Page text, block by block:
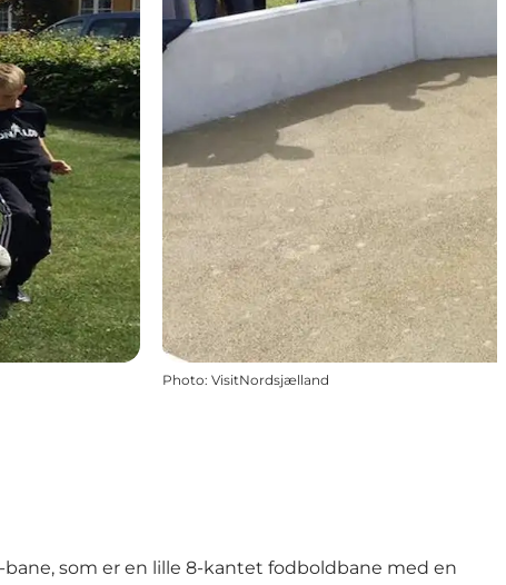
Photo: VisitNordsjælland
som er en lille 8-kantet fodboldbane med en